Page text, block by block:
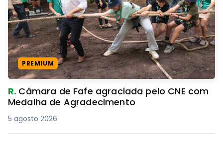
PREMIUM
R. Câmara de Fafe agraciada pelo CNE com
Medalha de Agradecimento
5 agosto 2026